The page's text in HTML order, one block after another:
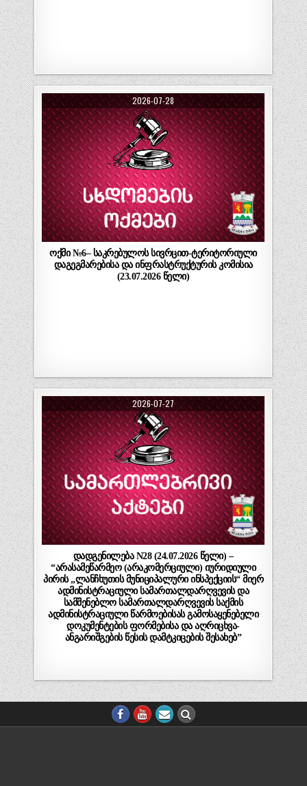
2026-07-28
ოქმი №6– საკრებულოს სივრცით-ტერიტორიული
დაგეგმარებისა და ინფრასტრუქტურის კომისია
(23.07.2026 წელი)
2026-07-27
დადგენილება N28 (24.07.2026 წელი) –
“არასამეწარმეო (არაკომერციული) იურიდიული
პირის „ლანჩხუთის მუნიციპალური ინსპექციის“ მიერ
ადმინისტრაციული სამართალდარღვევის და
სამშენებლო სამართალდარღვევის საქმის
ადმინისტრაციული წარმოებისას გამოსაყენებელი
დოკუმენტების ფორმებისა და აღრიცხვა-
ანგარიშგების წესის დამტკიცების შესახებ”